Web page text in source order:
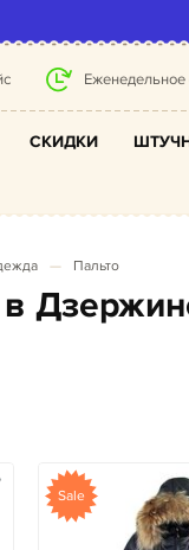
Еженедельное
СКИДКИ
Пальто
в
Sale